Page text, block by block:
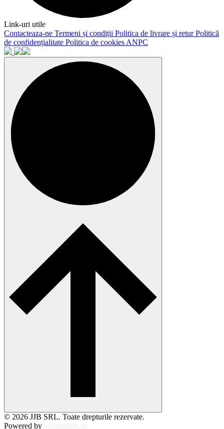
Link-uri utile
Contacteaza-ne Termeni și condiții Politica de livrare și returPolitică
de confidențialitate Politica de cookies ANPC
© 2026 JJB SRL. Toate drepturile rezervate.
Powered by